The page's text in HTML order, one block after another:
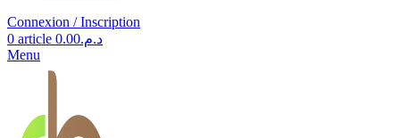
Connexion / Inscription
0 article د.م.0.00
Menu